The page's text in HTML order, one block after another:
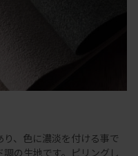
、色に濃淡を付ける事で
の生地です。ピリングし